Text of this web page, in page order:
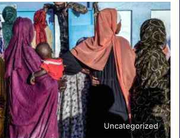
Uncategorized